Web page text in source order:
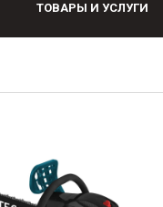
ТОВАРЫ И УСЛУГИ